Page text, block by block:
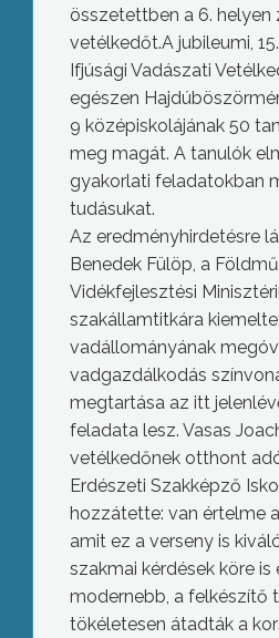
összetettben a 6. helyen
vetélkedőt.A jubileumi,
Ifjúsági Vadászati
egészen
9 középiskolájának 50
meg magát. A tanulók
gyakorlati feladatokban
tudásukat.
Az eredményhirdetésre
Benedek Fülöp, a
Vidékfejlesztési
szakállamtitkára
vadállományának
vadgazdálkodás
megtartása az itt
feladata lesz. Vasas
vetélkedőnek otthont
Erdészeti Szakképző
hozzátette: van értelme
amit ez a verseny is
szakmai kérdések köre is
modernebb, a felkészítő
tökéletesen átadták a